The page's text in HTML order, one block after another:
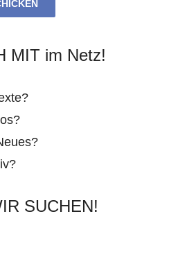
MIT im Netz!
SUCHEN!